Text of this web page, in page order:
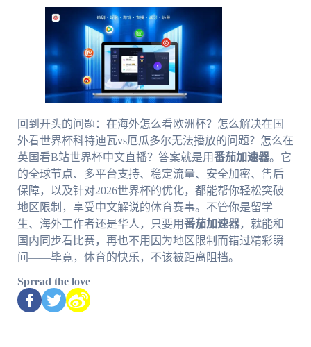
回到开头的问题：在海外怎么看欧洲杯？怎么解决在国
外看世界杯科特迪瓦vs厄瓜多尔无法播放的问题？怎么在
英国看B站世界杯中文直播？答案就是用番茄加速器。它
的全球节点、多平台支持、稳定流量、安全加密、售后
保障，以及针对2026世界杯的优化，都能帮你轻松突破
地区限制，享受中文解说的体育赛事。不管你是留学
生、海外工作者还是华人，只要用番茄加速器，就能和
国内同步看比赛，再也不用因为地区限制而错过精彩瞬
间——毕竟，体育的快乐，不该被距离阻挡。
Spread the love